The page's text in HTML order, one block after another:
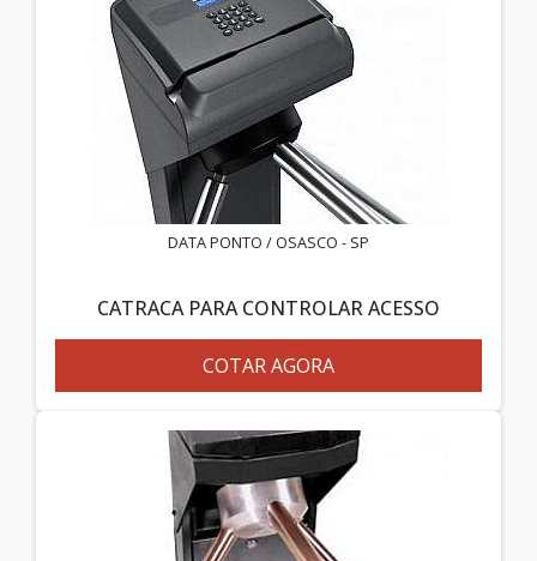
DATA PONTO / OSASCO - SP
CATRACA PARA CONTROLAR ACESSO
COTAR AGORA